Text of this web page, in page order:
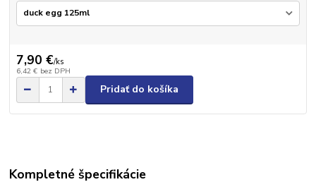
7,90 €/ks
6,42 € bez DPH
Pridať do košíka
Kompletné špecifikácie